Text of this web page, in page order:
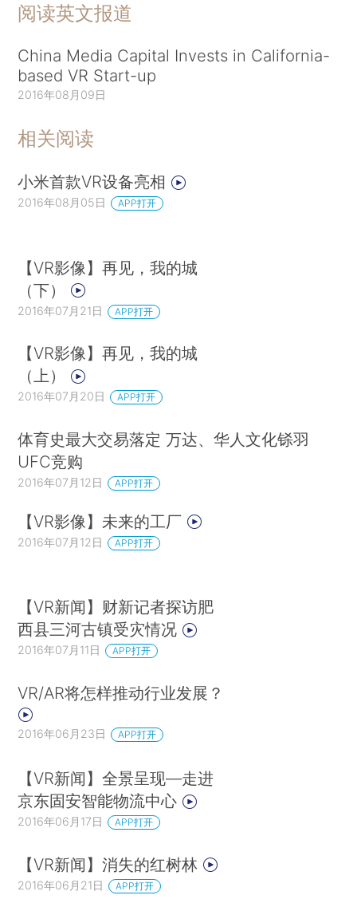
阅读英文报道
China Media Capital Invests in California-
based VR Start-up
2016年08月09日
相关阅读
小米首款VR设备亮相
2016年08月05日 APP打开
【VR影像】再见，我的城
（下）
2016年07月21日 APP打开
【VR影像】再见，我的城
（上）
2016年07月20日 APP打开
体育史最大交易落定 万达、华人文化铩羽
UFC竞购
2016年07月12日 APP打开
【VR影像】未来的工厂
2016年07月12日 APP打开
【VR新闻】财新记者探访肥
西县三河古镇受灾情况
2016年07月11日 APP打开
VR/AR将怎样推动行业发展？
2016年06月23日 APP打开
【VR新闻】全景呈现—走进
京东固安智能物流中心
2016年06月17日 APP打开
【VR新闻】消失的红树林
2016年06月21日 APP打开